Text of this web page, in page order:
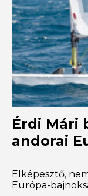
Érdi Mári
andorai
Elképesztő,
Európa-